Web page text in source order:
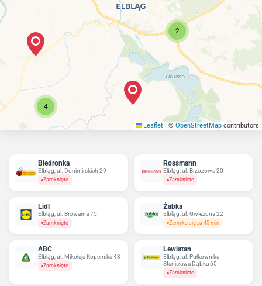
2
4
Leaflet | © OpenStreetMap contributors
Biedronka
Elbląg, ul. Donimirskich 29
Zamknięte
Rossmann
Elbląg, ul. Brzozowa 20
Zamknięte
Lidl
Elbląg, ul. Browarna 75
Zamknięte
Żabka
Elbląg, ul. Gwiezdna 22
Zamyka się za 45 min
ABC
Elbląg, ul. Mikołaja Kopernika 43
Zamknięte
Lewiatan
Elbląg, ul. Pułkownika
Stanisława Dąbka 65
Zamknięte